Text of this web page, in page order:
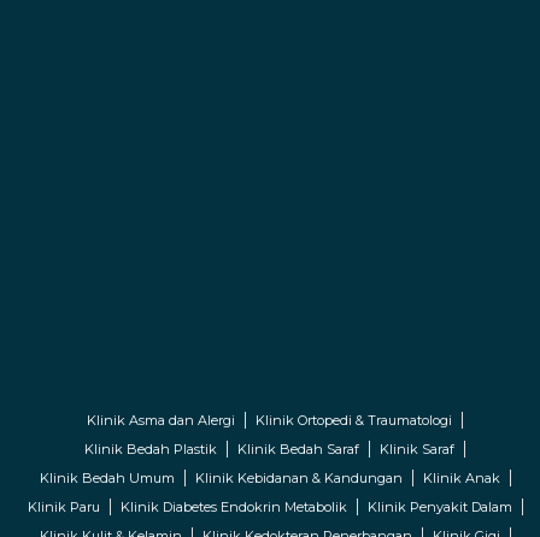
Klinik Asma dan Alergi
Klinik Ortopedi & Traumatologi
Klinik Bedah Plastik
Klinik Bedah Saraf
Klinik Saraf
Klinik Bedah Umum
Klinik Kebidanan & Kandungan
Klinik Anak
Klinik Paru
Klinik Diabetes Endokrin Metabolik
Klinik Penyakit Dalam